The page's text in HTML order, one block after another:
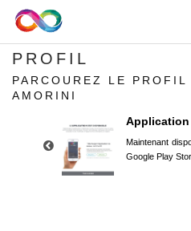
PROFIL
PARCOUREZ LE PROFIL
AMORINI
Application
Maintenant
Google Play